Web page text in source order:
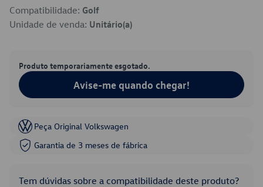
Compatibilidade: Golf
Unidade de venda: Unitário(a)
Produto temporariamente esgotado.
Avise-me quando chegar!
Peça Original Volkswagen
Garantia de 3 meses de fábrica
Tem dúvidas sobre a compatibilidade deste produto?